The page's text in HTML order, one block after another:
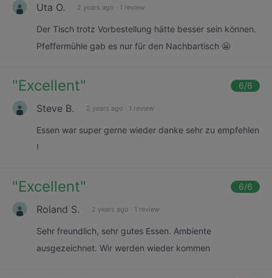
Uta O. 2 years ago · 1 review
Der Tisch trotz Vorbestellung hätte besser sein können.
Pfeffermühle gab es nur für den Nachbartisch 😬
"Excellent" 6/6
Steve B. 2 years ago · 1 review
Essen war super gerne wieder danke sehr zu empfehlen
!
"Excellent" 6/6
Roland S. 2 years ago · 1 review
Sehr freundlich, sehr gutes Essen. Ambiente
ausgezeichnet. Wir werden wieder kommen